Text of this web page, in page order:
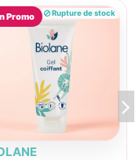
Promo Rupture de stock